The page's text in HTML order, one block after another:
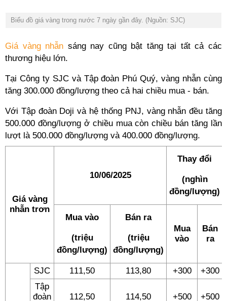
Biểu đồ giá vàng trong nước 7 ngày gần đây. (Nguồn: SJC)
Giá vàng nhẫn sáng nay cũng bật tăng tại tất cả các
thương hiệu lớn.
Tại Công ty SJC và Tập đoàn Phú Quý, vàng nhẫn cùng
tăng 300.000 đồng/lượng theo cả hai chiều mua - bán.
Với Tập đoàn Doji và hệ thống PNJ, vàng nhẫn đều tăng
500.000 đồng/lượng ở chiều mua còn chiều bán tăng lần
lượt là 500.000 đồng/lượng và 400.000 đồng/lượng.
Giá vàng
nhẫn trơn
10/06/2025
Thay đổi
(nghìn
đồng/lượng)
Mua vào
(triệu
đồng/lượng)
Bán ra
(triệu
đồng/lượng)
Mua
vào
Bán
ra
SJC 111,50 113,80 +300
+300
Tập
đoàn
112,50 114,50 +500 +500